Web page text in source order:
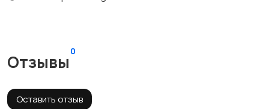
Отзывы
0
Оставить отзыв